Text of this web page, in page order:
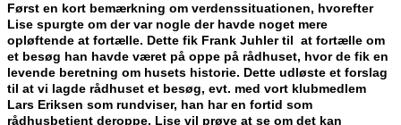
Først en kort bemærkning om verdenssituationen, hvorefter
Lise spurgte om der var nogle der havde noget mere
opløftende at fortælle. Dette fik Frank Juhler til at fortælle om
et besøg han havde været på oppe på rådhuset, hvor de fik en
levende beretning om husets historie. Dette udløste et forslag
til at vi lagde rådhuset et besøg, evt. med vort klubmedlem
Lars Eriksen som rundviser, han har en fortid som
rådhusbetjent deroppe. Lise vil prøve at se om det kan